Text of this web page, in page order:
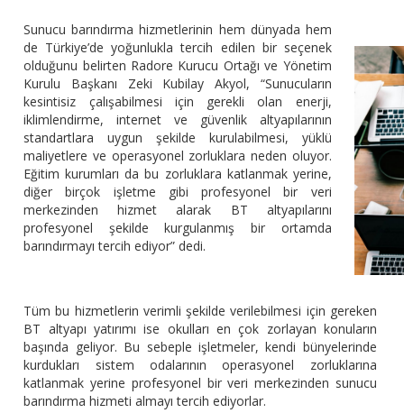
Sunucu barındırma hizmetlerinin hem dünyada hem
de Türkiye’de yoğunlukla tercih edilen bir seçenek
olduğunu belirten Radore Kurucu Ortağı ve Yönetim
Kurulu Başkanı Zeki Kubilay Akyol, “Sunucuların
kesintisiz çalışabilmesi için gerekli olan enerji,
iklimlendirme, internet ve güvenlik altyapılarının
standartlara uygun şekilde kurulabilmesi, yüklü
maliyetlere ve operasyonel zorluklara neden oluyor.
Eğitim kurumları da bu zorluklara katlanmak yerine,
diğer birçok işletme gibi profesyonel bir veri
merkezinden hizmet alarak BT altyapılarını
profesyonel şekilde kurgulanmış bir ortamda
barındırmayı tercih ediyor” dedi.
Tüm bu hizmetlerin verimli şekilde verilebilmesi için gereken
BT altyapı yatırımı ise okulları en çok zorlayan konuların
başında geliyor. Bu sebeple işletmeler, kendi bünyelerinde
kurdukları sistem odalarının operasyonel zorluklarına
katlanmak yerine profesyonel bir veri merkezinden sunucu
barındırma hizmeti almayı tercih ediyorlar.